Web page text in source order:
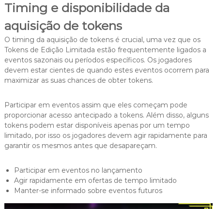
Timing e disponibilidade da
aquisição de tokens
O timing da aquisição de tokens é crucial, uma vez que os
Tokens de Edição Limitada estão frequentemente ligados a
eventos sazonais ou períodos específicos. Os jogadores
devem estar cientes de quando estes eventos ocorrem para
maximizar as suas chances de obter tokens.
Participar em eventos assim que eles começam pode
proporcionar acesso antecipado a tokens. Além disso, alguns
tokens podem estar disponíveis apenas por um tempo
limitado, por isso os jogadores devem agir rapidamente para
garantir os mesmos antes que desapareçam.
Participar em eventos no lançamento
Agir rapidamente em ofertas de tempo limitado
Manter-se informado sobre eventos futuros